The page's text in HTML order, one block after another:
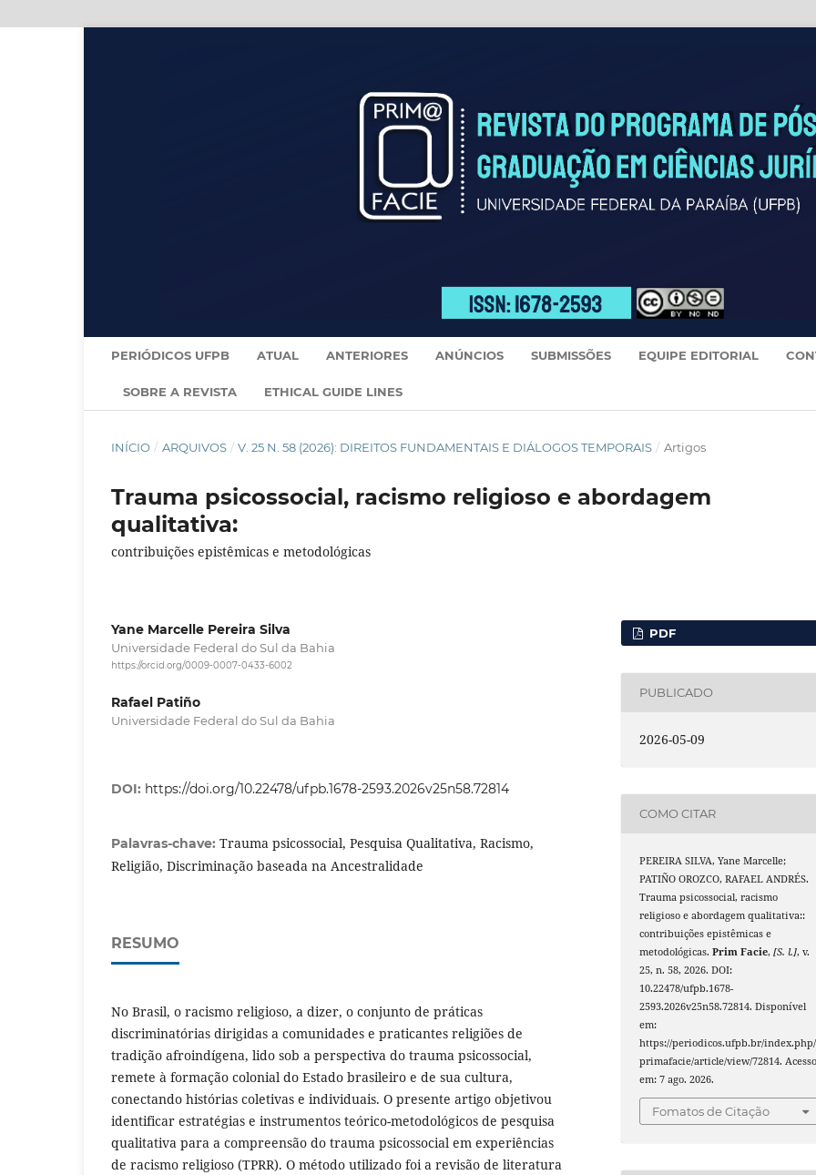
PERIÓDICOS UFPB ATUAL ANTERIORES ANÚNCIOS SUBMISSÕES EQUIPE EDITORIAL
SOBRE A REVISTA ETHICAL GUIDE LINES
INÍCIO / ARQUIVOS / V. 25 N. 58 (2026): DIREITOS FUNDAMENTAIS E DIÁLOGOS TEMPORAIS / Artigos
Trauma psicossocial, racismo religioso e abordagem
qualitativa:
contribuições epistêmicas e metodológicas
Yane Marcelle Pereira Silva
Universidade Federal do Sul da Bahia
https://orcid.org/0009-0007-0433-6002
Rafael Patiño
Universidade Federal do Sul da Bahia
DOI: https://doi.org/10.22478/ufpb.1678-2593.2026v25n58.72814
Palavras-chave: Trauma psicossocial, Pesquisa Qualitativa, Racismo,
Religião, Discriminação baseada na Ancestralidade
RESUMO
No Brasil, o racismo religioso, a dizer, o conjunto de práticas
discriminatórias dirigidas a comunidades e praticantes religiões de
tradição afroindígena, lido sob a perspectiva do trauma psicossocial,
remete à formação colonial do Estado brasileiro e de sua cultura,
conectando histórias coletivas e individuais. O presente artigo objetivou
identificar estratégias e instrumentos teórico-metodológicos de pesquisa
qualitativa para a compreensão do trauma psicossocial em experiências
de racismo religioso (TPRR). O método utilizado foi a revisão de literatura
PDF
PUBLICADO
2026-05-09
COMO CITAR
PEREIRA SILVA, Yane Marcelle;
PATIÑO OROZCO, RAFAEL ANDRÉS.
Trauma psicossocial, racismo
religioso e abordagem qualitativa::
contribuições epistêmicas e
metodológicas.Prim Facie,[S. l.], v.
25, n. 58, 2026. DOI:
10.22478/ufpb.1678-
2593.2026v25n58.72814. Disponível
em:
https://periodicos.ufpb.br/index.php/
primafacie/article/view/72814.
em: 7 ago. 2026.
Fomatos de Citação